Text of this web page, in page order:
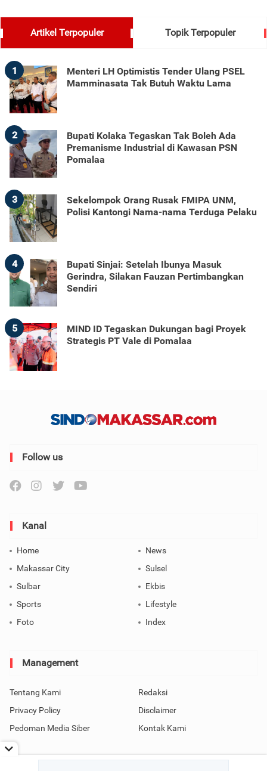
Artikel Terpopuler Topik Terpopuler
1
Menteri LH Optimistis Tender Ulang PSEL
Mamminasata Tak Butuh Waktu Lama
2
Bupati Kolaka Tegaskan Tak Boleh Ada
Premanisme Industrial di Kawasan PSN
Pomalaa
3
Sekelompok Orang Rusak FMIPA UNM,
Polisi Kantongi Nama-nama Terduga Pelaku
4
Bupati Sinjai: Setelah Ibunya Masuk
Gerindra, Silakan Fauzan Pertimbangkan
Sendiri
5
MIND ID Tegaskan Dukungan bagi Proyek
Strategis PT Vale di Pomalaa
Follow us
Kanal
Home
News
Makassar City
Sulsel
Sulbar
Ekbis
Sports
Lifestyle
Foto
Index
Management
Tentang Kami
Redaksi
Privacy Policy
Disclaimer
Pedoman Media Siber
Kontak Kami